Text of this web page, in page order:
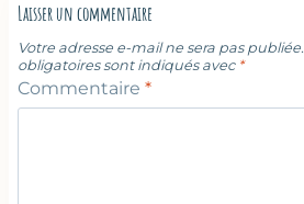
Laisser un commentaire
Votre adresse e-mail ne sera pas publiée.
obligatoires sont indiqués avec *
Commentaire *